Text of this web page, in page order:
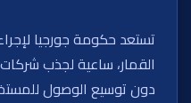
تستعد حكومة جورجيا
القمار، ساعية لجذب شركات
دون توسيع الوصول